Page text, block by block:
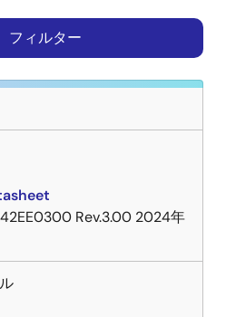
フィルター
Rev.3.00 2024年